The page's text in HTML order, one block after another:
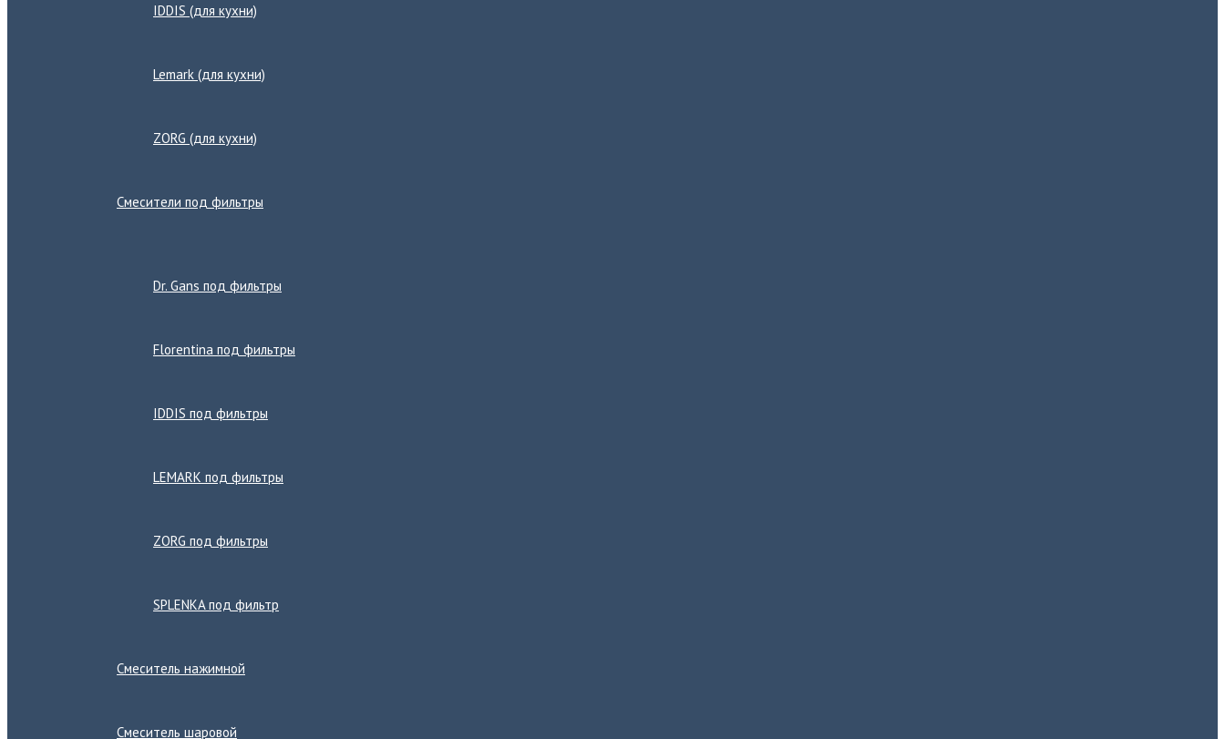
IDDIS (для кухни)
Lemark (для кухни)
ZORG (для кухни)
Смесители под фильтры
Dr. Gans под фильтры
Florentina под фильтры
IDDIS под фильтры
LEMARK под фильтры
ZORG под фильтры
SPLENKA под фильтр
Смеситель нажимной
Смеситель шаровой